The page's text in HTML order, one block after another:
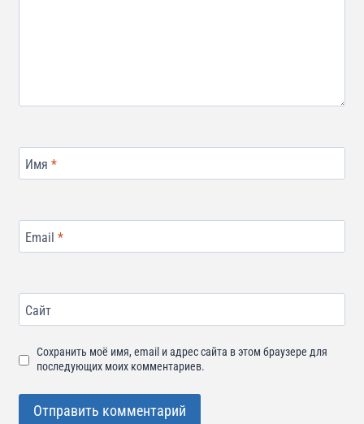
Имя *
Email *
Сайт
Сохранить моё имя, email и адрес сайта в этом браузере для
последующих моих комментариев.